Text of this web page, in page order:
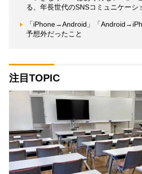
る、年長世代のSNSコミュニケーシ
「iPhone→Android」「
予想外だったこと
注目TOPIC